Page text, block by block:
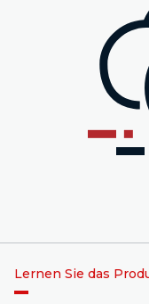
Lernen Sie das